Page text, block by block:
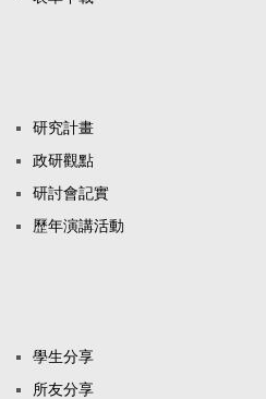
研究計畫
政研觀點
研討會記實
歷年演講活動
學生分享
所友分享